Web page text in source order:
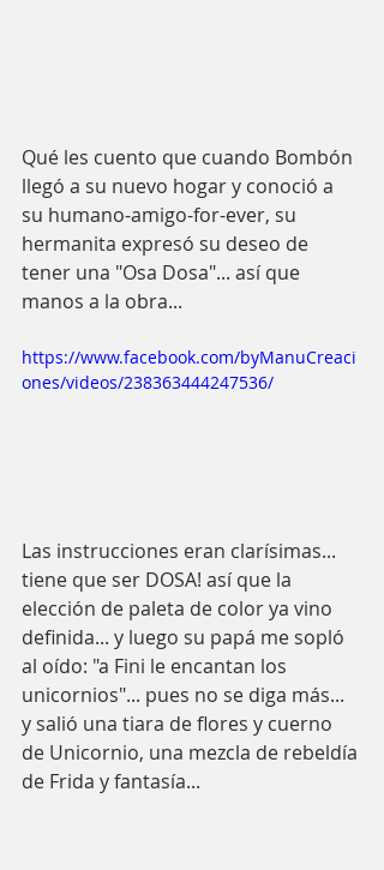
Qué les cuento que cuando Bombón
llegó a su nuevo hogar y conoció a
su humano-amigo-for-ever, su
hermanita expresó su deseo de
tener una "Osa Dosa"... así que
manos a la obra...
https://www.facebook.com/byManuCreaci
ones/videos/238363444247536/
Las instrucciones eran clarísimas...
tiene que ser DOSA! así que la
elección de paleta de color ya vino
definida... y luego su papá me sopló
al oído: "a Fini le encantan los
unicornios"... pues no se diga más...
y salió una tiara de flores y cuerno
de Unicornio, una mezcla de rebeldía
de Frida y fantasía...